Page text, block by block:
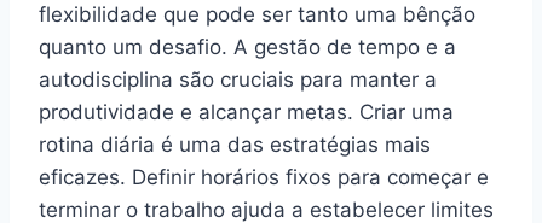
flexibilidade que pode ser tanto uma bênção
quanto um desafio. A gestão de tempo e a
autodisciplina são cruciais para manter a
produtividade e alcançar metas. Criar uma
rotina diária é uma das estratégias mais
eficazes. Definir horários fixos para começar e
terminar o trabalho ajuda a estabelecer limites